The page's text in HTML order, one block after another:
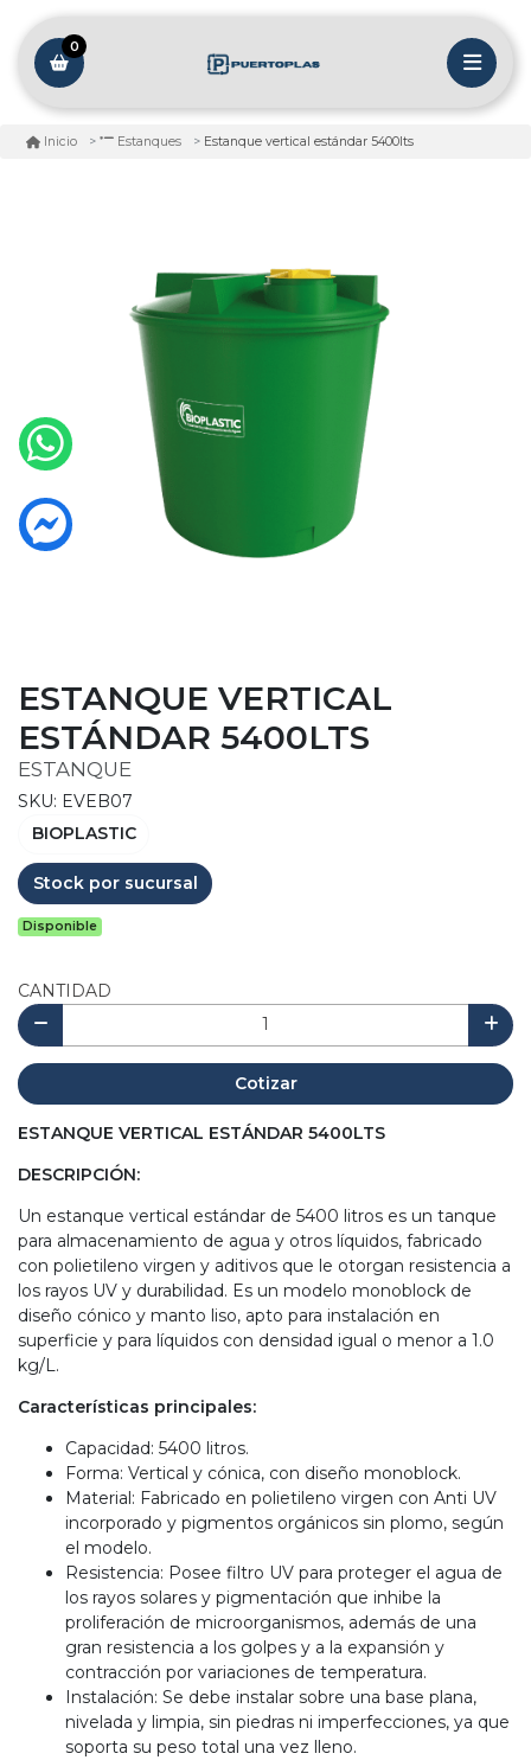
0
Inicio Estanques Estanque vertical estándar 5400lts
ESTANQUE VERTICAL
ESTÁNDAR 5400LTS
ESTANQUE
SKU: EVEB07
BIOPLASTIC
Stock por sucursal
Disponible
CANTIDAD
Cotizar
ESTANQUE VERTICAL ESTÁNDAR 5400LTS
DESCRIPCIÓN:
Un estanque vertical estándar de 5400 litros es un tanque
para almacenamiento de agua y otros líquidos, fabricado
con polietileno virgen y aditivos que le otorgan resistencia a
los rayos UV y durabilidad. Es un modelo monoblock de
diseño cónico y manto liso, apto para instalación en
superficie y para líquidos con densidad igual o menor a 1.0
kg/L.
Características principales:
Capacidad: 5400 litros.
Forma: Vertical y cónica, con diseño monoblock.
Material: Fabricado en polietileno virgen con Anti UV
incorporado y pigmentos orgánicos sin plomo, según
el modelo.
Resistencia: Posee filtro UV para proteger el agua de
los rayos solares y pigmentación que inhibe la
proliferación de microorganismos, además de una
gran resistencia a los golpes y a la expansión y
contracción por variaciones de temperatura.
Instalación: Se debe instalar sobre una base plana,
nivelada y limpia, sin piedras ni imperfecciones, ya que
soporta su peso total una vez lleno.